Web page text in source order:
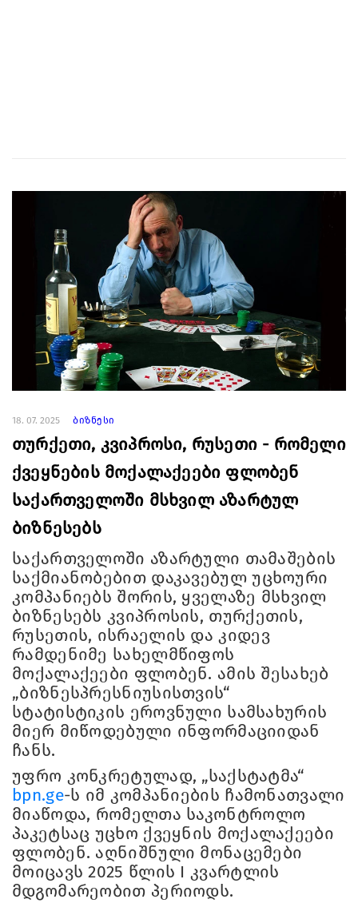
18. 07. 2025 ბიზნესი
თურქეთი, კვიპროსი, რუსეთი - რომელი
ქვეყნების მოქალაქეები ფლობენ
საქართველოში მსხვილ აზარტულ
ბიზნესებს
საქართველოში აზარტული თამაშების
საქმიანობებით დაკავებულ უცხოური
კომპანიებს შორის, ყველაზე მსხვილ
ბიზნესებს კვიპროსის, თურქეთის,
რუსეთის, ისრაელის და კიდევ
რამდენიმე სახელმწიფოს
მოქალაქეები ფლობენ. ამის შესახებ
„ბიზნესპრესნიუსისთვის“
სტატისტიკის ეროვნული სამსახურის
მიერ მიწოდებული ინფორმაციიდან
ჩანს.
უფრო კონკრეტულად, „საქსტატმა“
bpn.ge-ს იმ კომპანიების ჩამონათვალი
მიაწოდა, რომელთა საკონტროლო
პაკეტსაც უცხო ქვეყნის მოქალაქეები
ფლობენ. აღნიშნული მონაცემები
მოიცავს 2025 წლის I კვარტლის
მდგომარეობით პერიოდს.